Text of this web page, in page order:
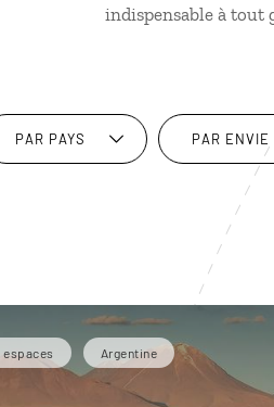
indispensable à tout
PAR PAYS PAR ENVIE
espaces Argentine